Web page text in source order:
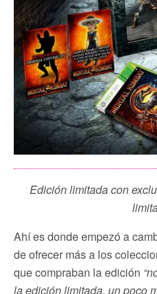
Edición limitada con
Ahí es donde empezó a
de ofrecer más a los
que compraban la edición
la edición limitada, un poco